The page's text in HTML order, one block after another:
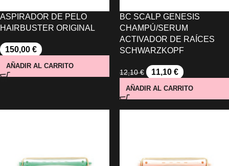
ASPIRADOR DE PELO
HAIRBUSTER ORIGINAL
150,00 €
AÑADIR AL CARRITO
BC SCALP GENESIS
CHAMPÚ/SERUM
ACTIVADOR DE RAÍCES
SCHWARZKOPF
12,10€ 11,10 €
AÑADIR AL CARRITO